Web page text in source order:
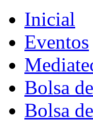
Inicial
Eventos
Bolsa
Bolsa